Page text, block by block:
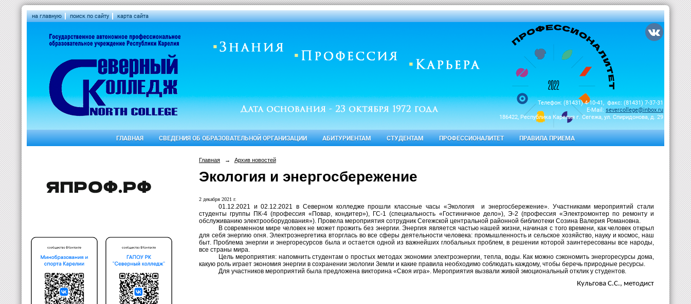
на главную поиск по сайту карта сайта
Телефон: (81431) 4-10-41, факс: (81431) 7-37-31
E-Mail: severcollege@inbox.ru
186422, Республика Карелия г. Сегежа, ул. Спиридонова, д. 29
ГЛАВНАЯ СВЕДЕНИЯ ОБ ОБРАЗОВАТЕЛЬНОЙ ОРГАНИЗАЦИИ АБИТУРИЕНТАМ СТУДЕНТАМ ПРОФЕССИОНАЛИТЕТ ПРАВИЛА ПРИЕМА
Главная → Архив новостей
Экология и энергосбережение
2 декабря 2021 г.
01.12.2021 и 02.12.2021 в Северном колледже прошли классные часы «Экология
и энергосбережение». Участниками мероприятий стали
студенты группы ПК-4 (профессия «Повар, кондитер»), ГС-1 (специальность «Гостиничное дело»), Э-2 (профессия «Электромонтер по ремонту и
обслуживанию электрооборудования»). Провела мероприятия сотрудник Сегежской центральной районной библиотеки Созина Валерия Романовна.
В современном мире человек не может прожить без энергии. Энергия является частью нашей жизни, начиная с того времени, как человек открыл
для себя энергию огня. Электроэнергетика вторглась во все сферы деятельности человека: промышленность и сельское хозяйство, науку и космос, наш
быт. Проблема энергии и энергоресурсов была и остается одной из важнейших глобальных проблем, в решении которой заинтересованы все народы,
все страны мира.
Цель мероприятия: напомнить студентам о простых методах экономии электроэнергии, тепла, воды. Как можно сэкономить энергоресурсы дома,
какую роль играет экономия энергии в сохранении экологии Земли и какие правила необходимо соблюдать каждому, чтобы беречь природные ресурсы.
Для участников мероприятий была предложена викторина «Своя игра». Мероприятия вызвали живой эмоциональный отклик у студентов.
Кульгова С.С., методист